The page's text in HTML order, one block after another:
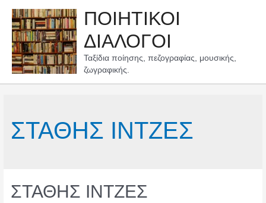
περιεχόμενο
ΠΟΙΗΤΙΚΟΙ
ΔΙΑΛΟΓΟΙ
Ταξίδια ποίησης, πεζογραφίας, μουσικής,
ζωγραφικής.
ΣΤΑΘΗΣ ΙΝΤΖΕΣ
ΣΤΑΘΗΣ ΙΝΤΖΕΣ